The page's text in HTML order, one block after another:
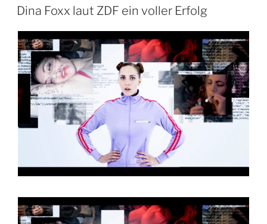
AM
Dina Foxx laut ZDF ein voller Erfolg